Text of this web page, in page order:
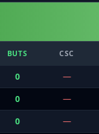
BUTS CSC
0 —
0 —
0 —